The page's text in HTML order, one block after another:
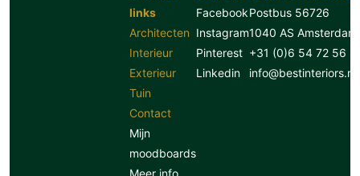
links
Architecten
Interieur
Exterieur
Tuin
Contact
Mijn
moodboards
Meer info
Facebook
Instagram
Pinterest
Linkedin
Postbus 56726
1040 AS Amsterdam
+31 (0)6 54 72 56
info@bestinteriors.nl